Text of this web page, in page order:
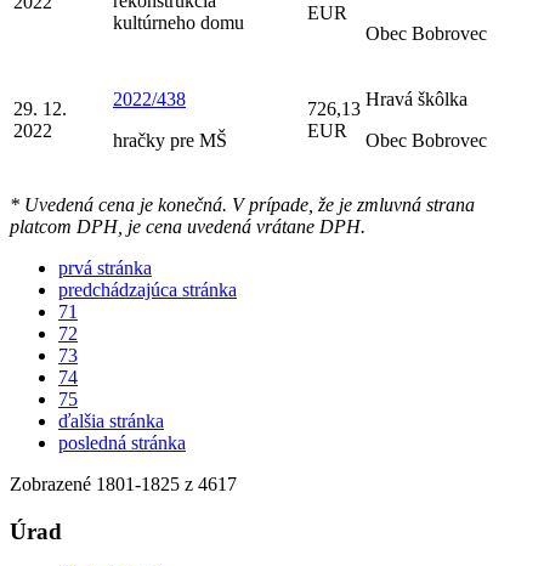
kultúrneho domu
EUR
Obec Bobrovec
29. 12.
2022
2022/438
hračky pre MŠ
726,13
EUR
Hravá škôlka
Obec Bobrovec
* Uvedená cena je konečná. V prípade, že je zmluvná strana
platcom DPH, je cena uvedená vrátane DPH.
prvá stránka
predchádzajúca stránka
71
72
73
74
75
ďalšia stránka
posledná stránka
Zobrazené 1801-1825 z 4617
Úrad